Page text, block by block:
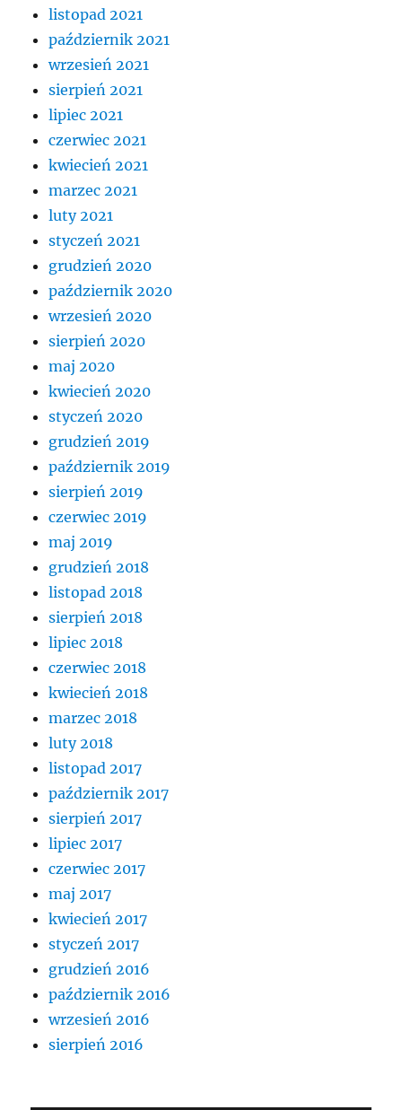
listopad 2021
październik 2021
wrzesień 2021
sierpień 2021
lipiec 2021
czerwiec 2021
kwiecień 2021
marzec 2021
luty 2021
styczeń 2021
grudzień 2020
październik 2020
wrzesień 2020
sierpień 2020
maj 2020
kwiecień 2020
styczeń 2020
grudzień 2019
październik 2019
sierpień 2019
czerwiec 2019
maj 2019
grudzień 2018
listopad 2018
sierpień 2018
lipiec 2018
czerwiec 2018
kwiecień 2018
marzec 2018
luty 2018
listopad 2017
październik 2017
sierpień 2017
lipiec 2017
czerwiec 2017
maj 2017
kwiecień 2017
styczeń 2017
grudzień 2016
październik 2016
wrzesień 2016
sierpień 2016